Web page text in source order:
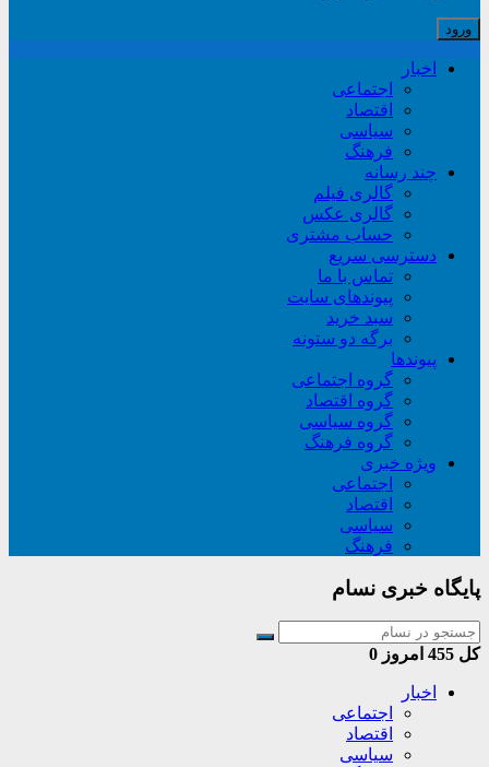
اخبار
اجتماعی
اقتصاد
سیاسی
فرهنگ
چند رسانه
گالری فیلم
گالری عکس
حساب مشتری
دسترسی سریع
تماس با ما
پیوندهای سایت
سبد خريد
برگه دو ستونه
پیوندها
گروه اجتماعی
گروه اقتصاد
گروه سیاسی
گروه فرهنگ
ویژه خبری
اجتماعی
اقتصاد
سیاسی
فرهنگ
پایگاه خبری نسام
کل امروز 0
اخبار
اجتماعی
اقتصاد
سیاسی